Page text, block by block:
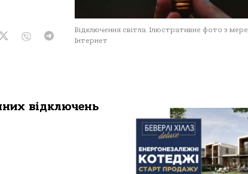
Відключення світла. Ілюстративне фото з
Інтернет
відключень